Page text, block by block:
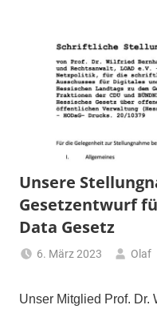
Unsere
Gesetzentwurf
Data Gesetz
6. März 2023 Olaf
Unser Mitglied Prof. Dr.